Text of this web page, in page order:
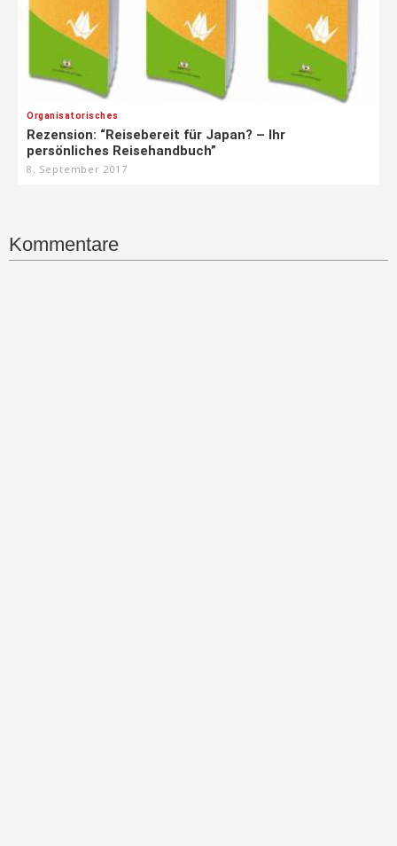
Organisatorisches
Rezension: “Reisebereit für Japan? – Ihr
persönliches Reisehandbuch”
8. September 2017
Kommentare